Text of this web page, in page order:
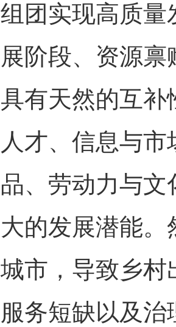
组团实现高质量
展阶段、资源
具有天然的互
人才、信息与
品、劳动力与
大的发展潜能
城市，导致乡村
服务短缺以及